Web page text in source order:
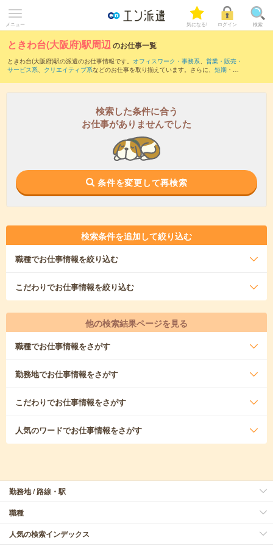
メニュー 気になる! ログイン 検索
ときわ台(大阪府)駅周辺のお仕事一覧
ときわ台(大阪府)駅の派遣のお仕事情報です。 オフィスワーク・事務系、 営業・販売・
サービス系、 クリエイティブ系などのお仕事を取り揃えています。さらに、 短期 ・ 単
また、伊丹(福知山線)駅・千里中央(大阪モノレール)駅・千里中央(北大阪急行)駅・彩
検索した条件に合う
お仕事がありませんでした
条件を変更して再検索
検索条件を追加して絞り込む
職種でお仕事情報を絞り込む
こだわりでお仕事情報を絞り込む
他の検索結果ページを見る
職種でお仕事情報をさがす
勤務地でお仕事情報をさがす
こだわりでお仕事情報をさがす
人気のワードでお仕事情報をさがす
勤務地 / 路線・駅
職種
人気の検索インデックス